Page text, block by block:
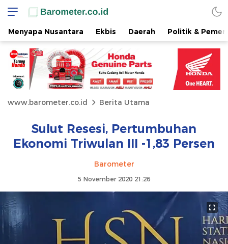
Menyapa Nusantara Ekbis Daerah Politik &
www.barometer.co.id Berita Utama
Sulut Resesi, Pertumbuhan
Ekonomi Triwulan III -1,83 Persen
Barometer
5 November 2020 21:26